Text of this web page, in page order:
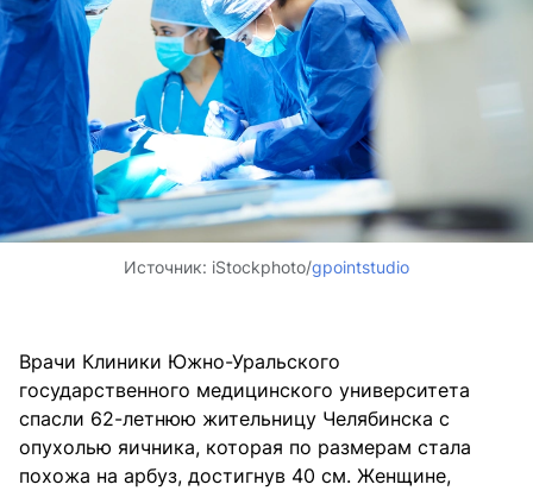
Источник: iStockphoto/gpointstudio
Врачи Клиники Южно-Уральского
государственного медицинского университета
спасли 62-летнюю жительницу Челябинска с
опухолью яичника, которая по размерам стала
похожа на арбуз, достигнув 40 см. Женщине,